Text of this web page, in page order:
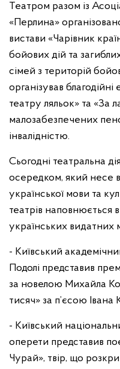
Театром разом із
«Перлина»
вистави «Чарівник
бойових дій та
сімей з територій
організував благодійні
театру ляльок» та «За
малозабезпечених
інвалідністю.
Сьогодні театральна
осередком, який несе
української мови та
театрів наповнюється
українських видатних
- Київський
Подолі представив
за новелою Михайла
тисяч» за п’єсою
- Київський
оперети представив
Чурай», твір, що